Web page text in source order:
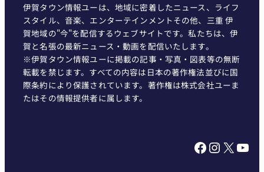
伊賀タウン情報ユーは、地域に密着したニュース、ライフ
スタイル、音楽、エンターテインメントその他、三重 伊
賀地域の"今"を配信するウェブサイトです。私たちは、伊
賀と名張の最新ニュース・動画を配信いたします。
※伊賀タウン情報ユーに掲載の記事・写真・図表等の無断
転載を禁じます。すべての内容は日本の著作権法並びに国
際条約により保護されています。著作権は株式会社ユーま
たはその情報提供者に属します。
Facebook InstagramX YouTube